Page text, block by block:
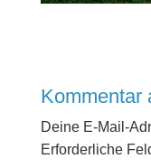
Kommentar
Deine E-Mail-
Erforderliche